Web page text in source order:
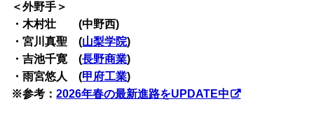
＜外野手＞
・木村壮 (中野西)
・宮川真聖 (山梨学院)
・吉池千寛 (長野商業)
・雨宮悠人 (甲府工業)
※参考：2026年春の最新進路をUPDATE中